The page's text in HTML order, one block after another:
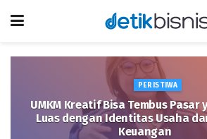
PERISTIWA
UMKM Kreatif Bisa Tembus Pasar
Luas dengan Identitas Usaha
Keuangan